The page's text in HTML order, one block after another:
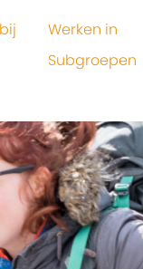
Werken in
Subgroepen